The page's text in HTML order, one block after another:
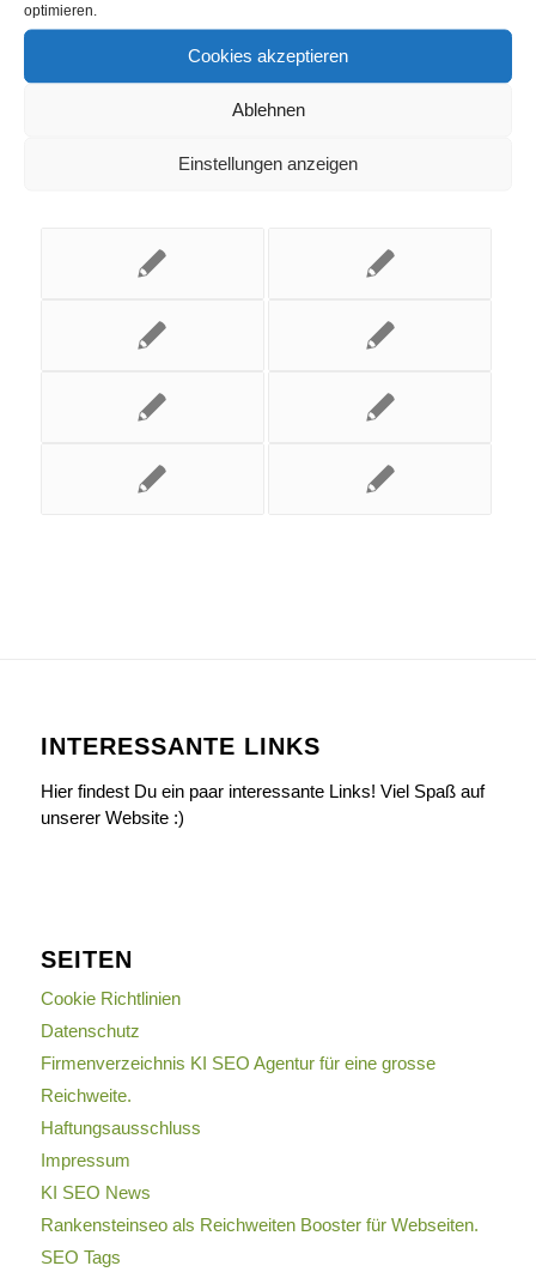
optimieren.
Cookies akzeptieren
Ablehnen
Einstellungen anzeigen
Das könnte Dich auch
INTERESSANTE LINKS
Hier findest Du ein paar interessante Links! Viel Spaß auf
unserer Website :)
SEITEN
Cookie Richtlinien
Datenschutz
Firmenverzeichnis KI SEO Agentur für eine grosse
Reichweite.
Haftungsausschluss
Impressum
KI SEO News
Rankensteinseo als Reichweiten Booster für Webseiten.
SEO Tags